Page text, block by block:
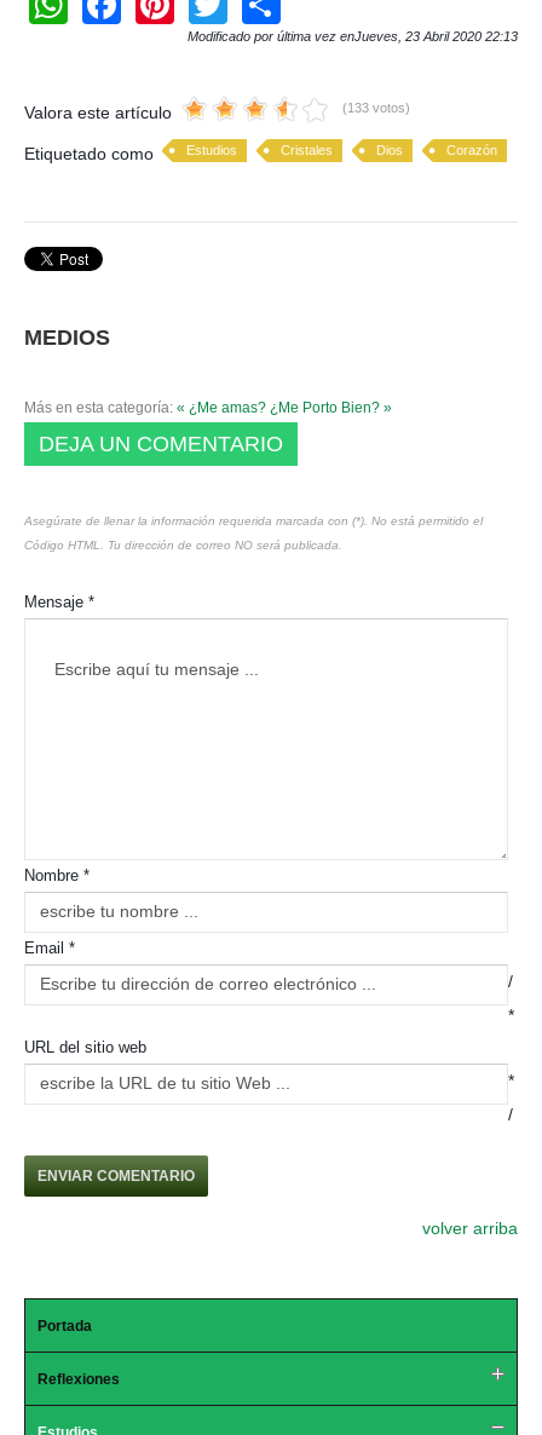
s
A
p
e
b
o
nt
e
st
wi
er
h
e
Modificado por última vez enJueves, 23 Abril 2020 22:13
Valora este artículo (133 votos)
Etiquetado como Estudios Cristales Dios Corazón
MEDIOS
Más en esta categoría: « ¿Me amas? ¿Me Porto Bien? »
DEJA UN COMENTARIO
Asegúrate de llenar la información requerida marcada con (*). No está permitido el
Código HTML. Tu dirección de correo NO será publicada.
Mensaje *
Nombre *
Email *
/
*
URL del sitio web
*
/
volver arriba
Portada
Reflexiones